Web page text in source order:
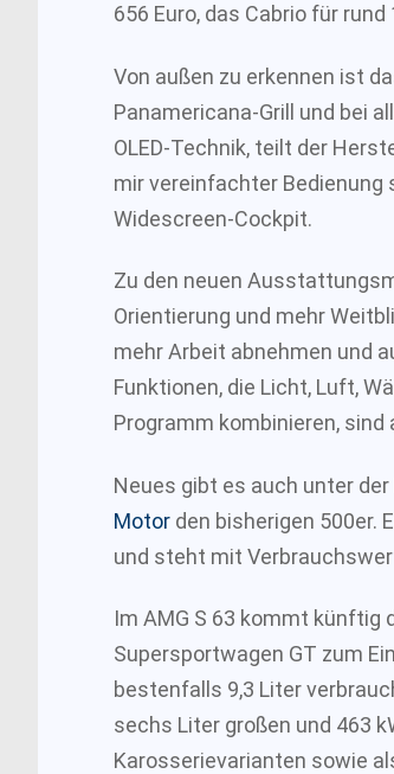
656 Euro, das Cabrio für rund
Von außen zu erkennen ist
Panamericana-Grill und bei
OLED-Technik, teilt der
mir vereinfachter
Widescreen-Cockpit.
Zu den neuen
Orientierung und mehr
mehr Arbeit abnehmen und
Funktionen, die Licht, Luft,
Programm kombinieren,
Neues gibt es auch unter
Motor den bisherigen 500er.
und steht mit
Im AMG S 63 kommt künftig
Supersportwagen GT zum
bestenfalls 9,3 Liter
sechs Liter großen und 463
Karosserievarianten sowie